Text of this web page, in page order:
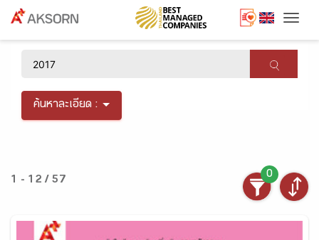
ค้นหาละเอียด :
1 - 12 / 57
0